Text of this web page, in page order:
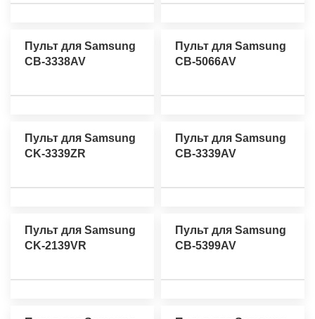
Пульт для Samsung
CB-3338AV
Пульт для Samsung
CB-5066AV
Пульт для Samsung
CK-3339ZR
Пульт для Samsung
CB-3339AV
Пульт для Samsung
CK-2139VR
Пульт для Samsung
CB-5399AV